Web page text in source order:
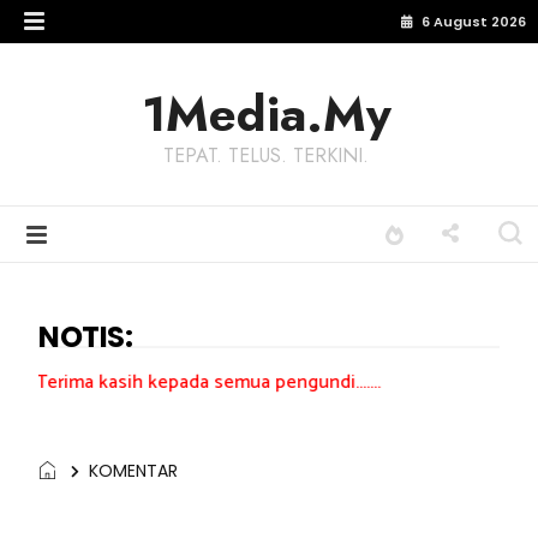
6 August 2026
1Media.My
TEPAT. TELUS. TERKINI.
NOTIS:
kepada semua pengundi.......
KOMENTAR